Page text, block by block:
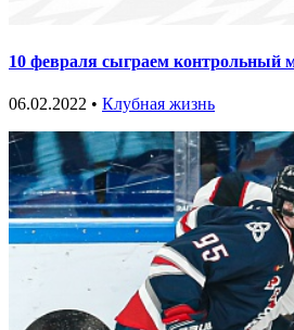
10 февраля сыграем контрольный
06.02.2022 • Клубная жизнь